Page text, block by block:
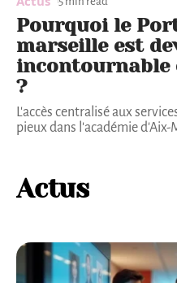
Pourquoi le
marseille est
incontournable
?
L'accès centralisé aux
pieux dans l'académie d'Aix-
Actus